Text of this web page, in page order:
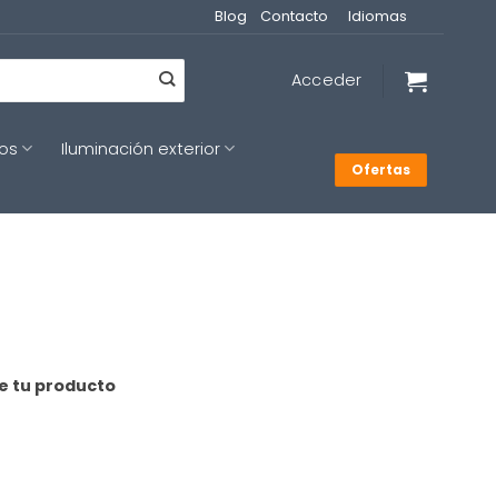
Blog Contacto Idiomas
Acceder
Iluminación exterior
Ofertas
tu producto